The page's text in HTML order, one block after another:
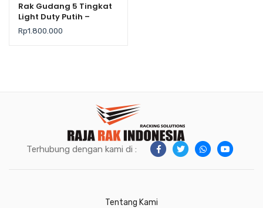
Rak Gudang 5 Tingkat
Light Duty Putih –
Krisbow
Rp1.800.000
Terhubung dengan kami di :
Tentang Kami